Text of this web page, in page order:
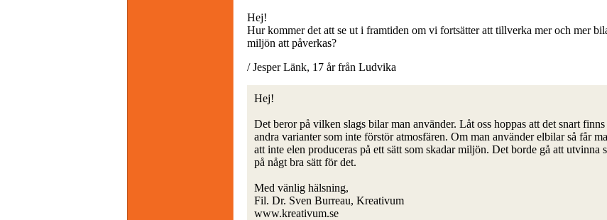
Hej!
Hur kommer det att se ut i framtiden om vi fortsätter att tillverka mer och mer
miljön att påverkas?
/ Jesper Länk, 17 år från Ludvika
Hej!
Det beror på vilken slags bilar man använder. Låt oss hoppas att det snart
andra varianter som inte förstör atmosfären. Om man använder elbilar så får
att inte elen produceras på ett sätt som skadar miljön. Det borde gå att utvinna
på någt bra sätt för det.
Med vänlig hälsning,
Fil. Dr. Sven Burreau, Kreativum
www.kreativum.se